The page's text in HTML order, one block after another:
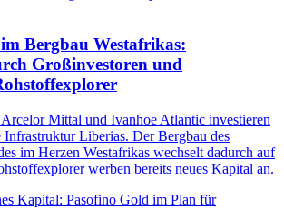
Bergbau Westafrikas:
Großinvestoren und
Mittal und Ivanhoe Atlantic investieren
Infrastruktur Liberias. Der Bergbau des
im Herzen Westafrikas wechselt dadurch auf
werben bereits neues Kapital an.